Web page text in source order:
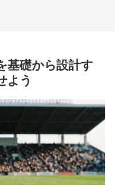
基礎から設計す
よう